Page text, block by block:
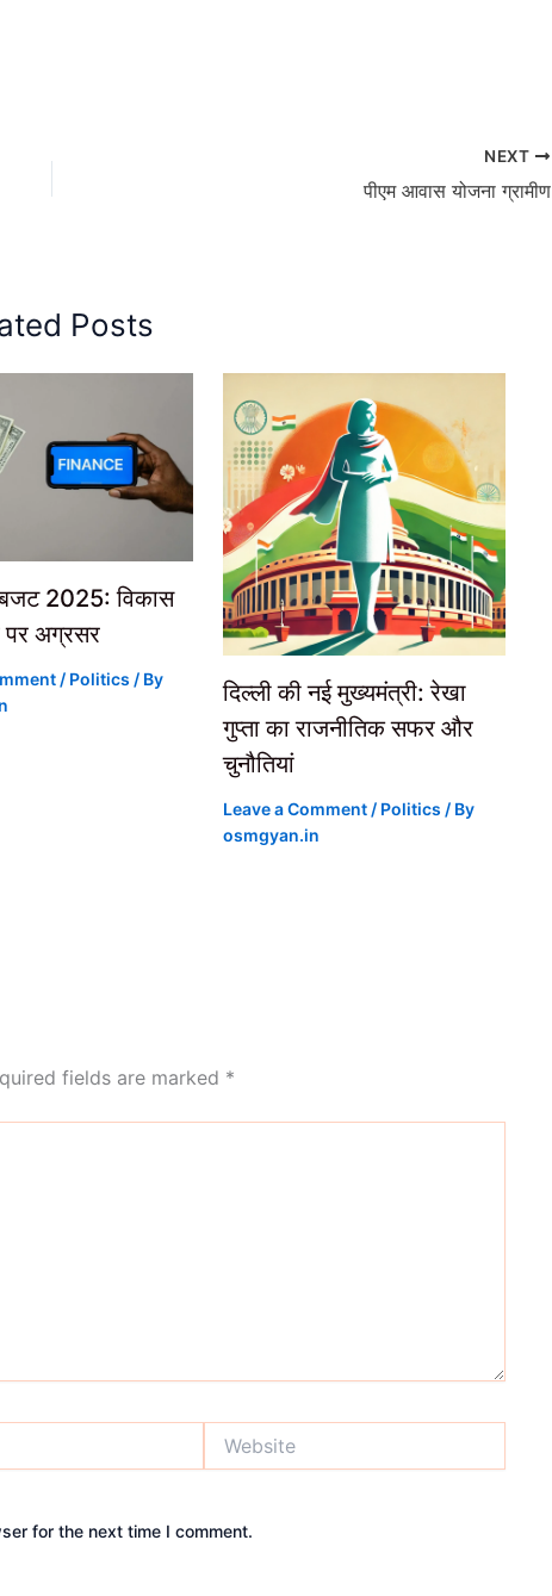
NEXT
पीएम आवास योजना ग्रामीण
Posts
2025: विकास
पर अग्रसर
/ Politics / By
दिल्ली की नई मुख्यमंत्री: रेखा
गुप्ता का राजनीतिक सफर और
चुनौतियां
Leave a Comment / Politics / By
osmgyan.in
fields are marked *
for the next time I comment.